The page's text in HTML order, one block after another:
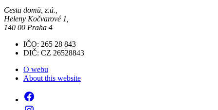
Cesta domů, z.ú.,
Heleny Kočvarové 1,
140 00 Praha 4
IČO: 265 28 843
DIČ: CZ 26528843
O webu
About this website